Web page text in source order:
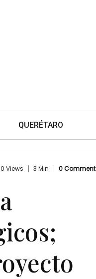
QUERÉTARO
Views 3 Min 0 Comment